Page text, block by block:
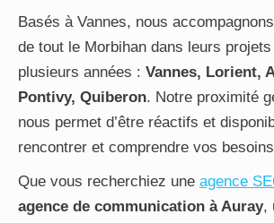
Basés à Vannes, nous
de tout le Morbihan dans leurs
plusieurs années : Vannes, Lorient,
Pontivy, Quiberon. Notre proximité
nous permet d’être réactifs et
rencontrer et comprendre vos
Que vous recherchiez une agence
agence de communication à Auray,